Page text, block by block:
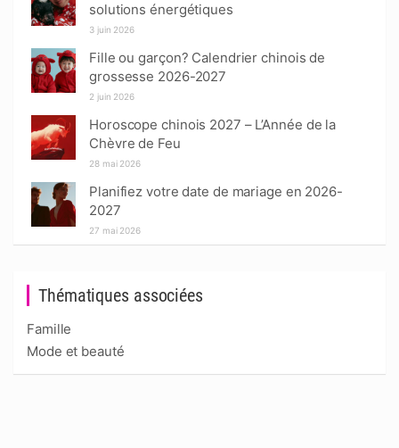
Thématiques associées
Famille
Mode et beauté
solutions énergétiques
3 juin 2026
Fille ou garçon? Calendrier chinois de
grossesse 2026-2027
2 juin 2026
Horoscope chinois 2027 – L’Année de la
Chèvre de Feu
28 mai 2026
Planifiez votre date de mariage en 2026-
2027
27 mai 2026